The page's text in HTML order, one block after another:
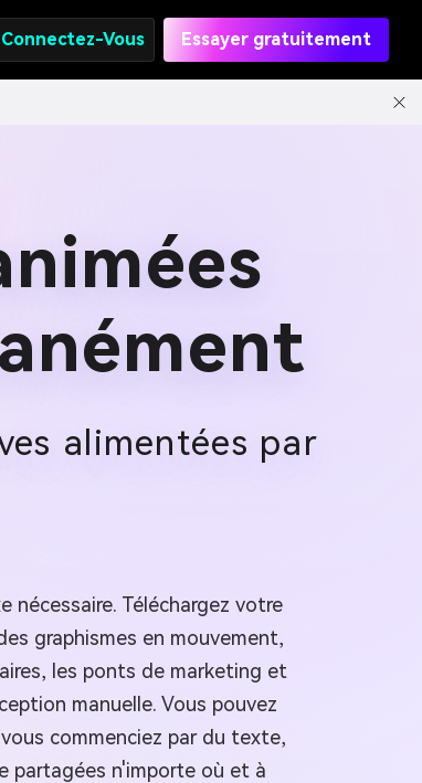
Connectez-Vous Essayer gratuitement
alimentées par
nécessaire. Téléchargez votre
graphismes en mouvement,
les ponts de marketing et
manuelle. Vous pouvez
commenciez par du texte,
partagées n'importe où et à